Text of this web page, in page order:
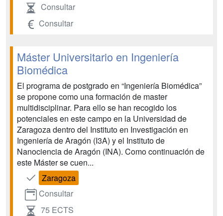
Consultar
Consultar
Máster Universitario en Ingeniería
Biomédica
El programa de postgrado en “Ingeniería Biomédica”
se propone como una formación de master
multidisciplinar. Para ello se han recogido los
potenciales en este campo en la Universidad de
Zaragoza dentro del Instituto en Investigación en
Ingeniería de Aragón (I3A) y el Instituto de
Nanociencia de Aragón (INA). Como continuación de
este Máster se cuen...
Zaragoza
Consultar
75 ECTS